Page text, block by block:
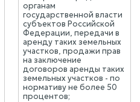
органам
государственной власти
субъектов Российской
Федерации, передачи в
аренду таких земельных
участков, продажи прав
на заключение
договоров аренды таких
земельных участков - по
нормативу не более 50
процентов;